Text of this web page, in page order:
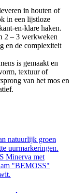
in houten of
in een lijstloze
en-klare haken.
2 – 3 werkweken
en de complexiteit
is gemaakt en
textuur of
van het mos en